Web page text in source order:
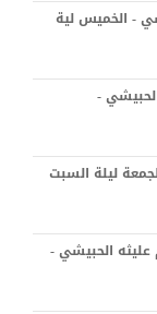
- الخميس لية
-
ليلة السبت
عليثه الحبيشي -